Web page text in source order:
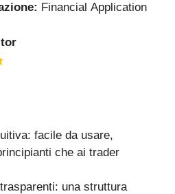
Financial Application
facile da usare,
che ai trader
una struttura